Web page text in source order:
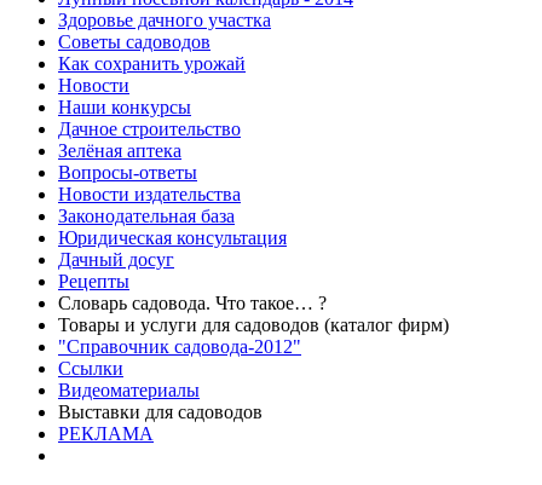
Здоровье дачного участка
Советы садоводов
Как сохранить урожай
Новости
Наши конкурсы
Дачное строительство
Зелёная аптека
Вопросы-ответы
Новости издательства
Законодательная база
Юридическая консультация
Дачный досуг
Рецепты
Словарь садовода. Что такое… ?
Товары и услуги для садоводов (каталог фирм)
"Справочник садовода-2012"
Ссылки
Видеоматериалы
Выставки для садоводов
РЕКЛАМА